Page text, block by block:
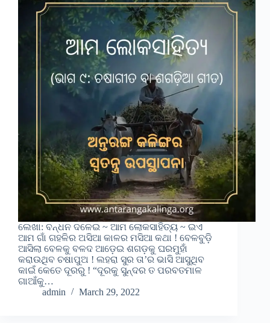
ଲେଖା: ବନ୍ଧନ ଦଳେଇ ~ ଆମ ଲୋକସାହିତ୍ୟ ~ ଇଏ
ଆମ ଗାଁ ଗହଳିର ଅସିଆ କାଳର ମସିଆ କଥା ! ବେଳବୁଡ଼ି
ଆସିଲା ବେଳକୁ ବଳଦ ଆଡ଼େଇ ଶଗଡ଼କୁ ଘରମୁହାଁ
କରାଉଥିବ ଚଷାପୁଅ ! ଲହରା ସୁର ତା’ର ଭାସି ଆସୁଥିବ
କାଇଁ କେତେ ଦୂରରୁ ! “ଦୂରକୁ ସୁନ୍ଦର ତ ପରବତମାଳ
ଗାଆଁକୁ…
admin
March 29, 2022